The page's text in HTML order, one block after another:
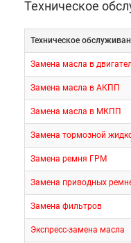
Техническое
Техническое
Замена масла в
Замена масла в АКПП
Замена масла в МКПП
Замена тормозной
Замена ремня ГРМ
Замена приводных
Замена фильтров
Экспресс-замена масла